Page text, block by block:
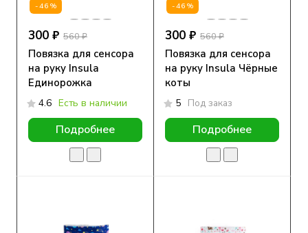
-46%
300 ₽ 560 ₽
Повязка для сенсора
на руку Insula
Единорожка
4.6 Есть в наличии
Подробнее
-46%
300 ₽ 560 ₽
Повязка для сенсора
на руку Insula Чёрные
коты
5 Под заказ
Подробнее